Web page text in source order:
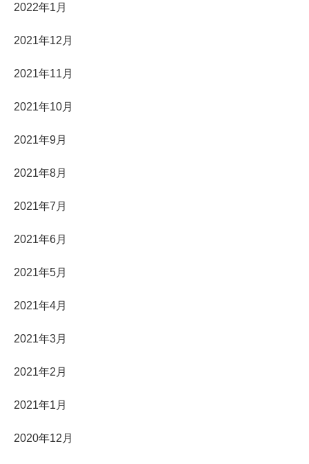
2022年1月
2021年12月
2021年11月
2021年10月
2021年9月
2021年8月
2021年7月
2021年6月
2021年5月
2021年4月
2021年3月
2021年2月
2021年1月
2020年12月